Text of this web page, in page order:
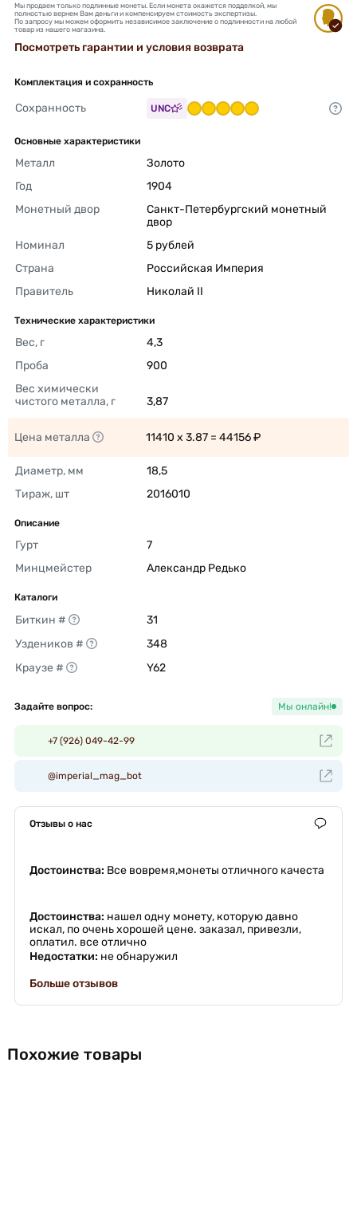
Мы продаем только подлинные монеты. Если монета окажется подделкой, мы
полностью вернем Вам деньги и компенсируем стоимость экспертизы.
По запросу мы можем оформить независимое заключение о подлинности на любой
товар из нашего магазина.
Посмотреть гарантии и условия возврата
Комплектация и сохранность
Сохранность UNC
Основные характеристики
Металл
Золото
Год
1904
Монетный двор
Санкт-Петербургский монетный
двор
Номинал
5 рублей
Страна
Российская Империя
Правитель
Николай II
Технические характеристики
Вес, г
4,3
Проба
900
Вес химически
чистого металла, г
3,87
Цена металла 11410 x 3.87 = 44156 ₽
Диаметр, мм
18,5
Тираж, шт
2016010
Описание
Гурт
7
Минцмейстер
Александр Редько
Каталоги
Биткин #
31
Уздеников #
348
Краузе #
Y62
Задайте вопрос: Мы онлайн!
+7 (926) 049-42-99
@imperial_mag_bot
Отзывы о нас
Достоинства: Все вовремя,монеты отличного качеста
Достоинства: нашел одну монету, которую давно
искал, по очень хорошей цене. заказал, привезли,
оплатил. все отлично
Недостатки: не обнаружил
Больше отзывов
Похожие товары